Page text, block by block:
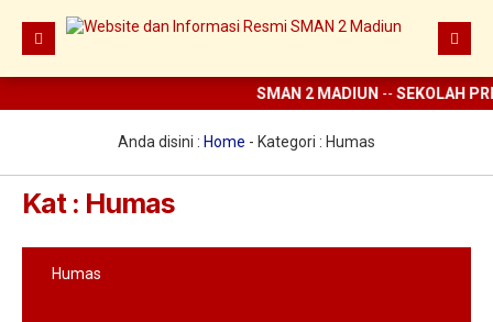
Prestasi
Ekstrakurikuler
SMAN 2 MADIUN--SEKOLAH
Anda disini : Home - Kategori : Humas
Kat : Humas
Humas